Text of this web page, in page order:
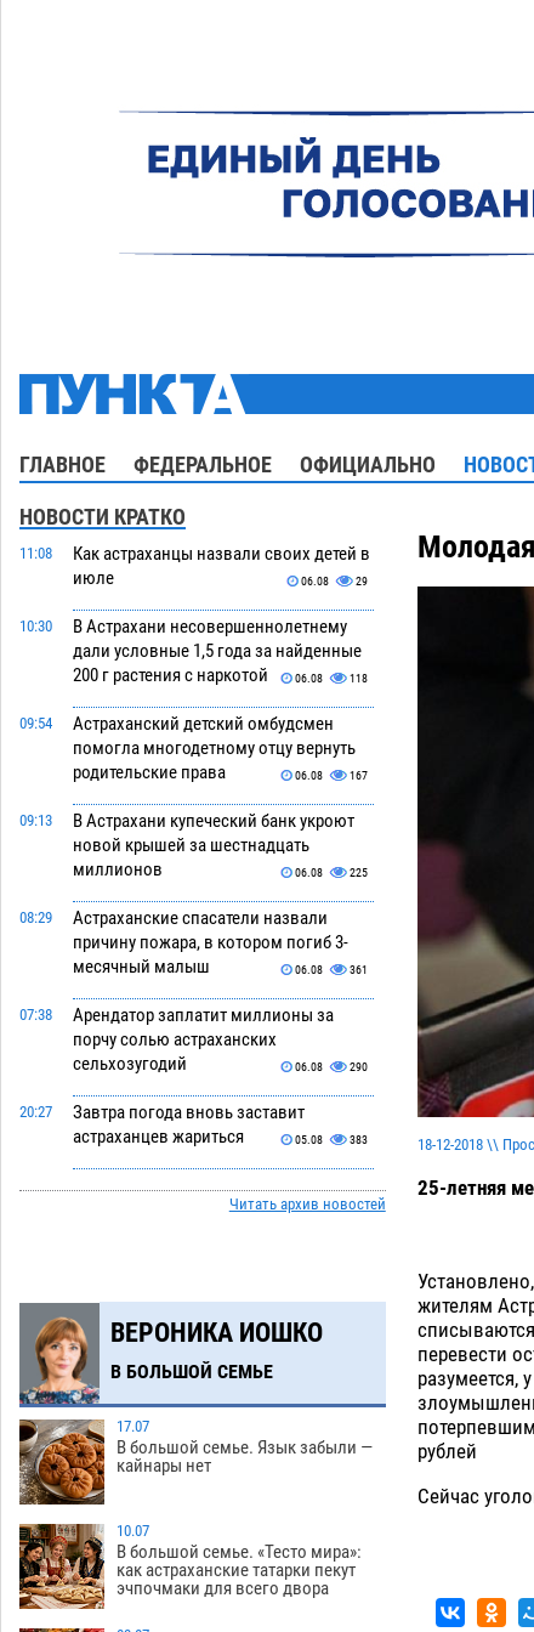
ГЛАВНОЕ ФЕДЕРАЛЬНОЕ ОФИЦИАЛЬНО
НОВОСТИ КРАТКО
11:08
Как астраханцы назвали своих детей в
июле
06.08 29
10:30
В Астрахани несовершеннолетнему
дали условные 1,5 года за найденные
200 г растения с наркотой
06.08 118
09:54
Астраханский детский омбудсмен
помогла многодетному отцу вернуть
родительские права
06.08 167
09:13
В Астрахани купеческий банк укроют
новой крышей за шестнадцать
миллионов
06.08 225
08:29
Астраханские спасатели назвали
причину пожара, в котором погиб 3-
месячный малыш
06.08 361
07:38
Арендатор заплатит миллионы за
порчу солью астраханских
сельхозугодий
06.08 290
20:27
Завтра погода вновь заставит
астраханцев жариться
05.08 383
Уникальные артефакты Золотой Орды
выставили в астраханском музее
после ДТП у «Алимпика» в Астрахани
05.08
16:31
Всероссийская летняя перепись
воробьев стартует в Астрахани
15:58
Астраханские пожарные поезда с
начала года десять раз выезжали на
борьбу с огнем
15:14
Гость из Чечни утонул в реке под
Астраханью
05.08
Читать архив новостей
ВЕРОНИКА ИОШКО
В БОЛЬШОЙ СЕМЬЕ
17.07
В большой семье. Язык забыли —
кайнары нет
10.07
В большой семье. «Тесто мира»:
как астраханские татарки пекут
эчпочмаки для всего двора
18-12-2018 \\
25-летняя
жителям
перевести
разумеется,
рублей
Сейчас